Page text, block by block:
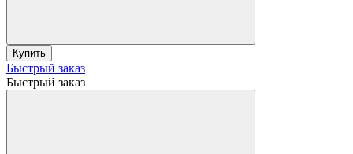
Купить
Быстрый заказ
Быстрый заказ